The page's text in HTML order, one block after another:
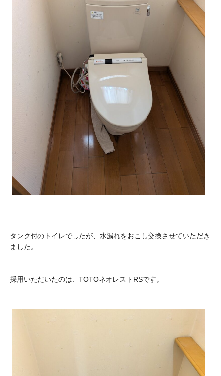
タンク付のトイレでしたが、水漏れをおこし交換させていただき
ました。
採用いただいたのは、TOTOネオレストRSです。